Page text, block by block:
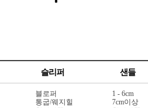
슬리퍼 샌들
블로퍼
통굽/웨지힐
1 - 6cm
7cm이상